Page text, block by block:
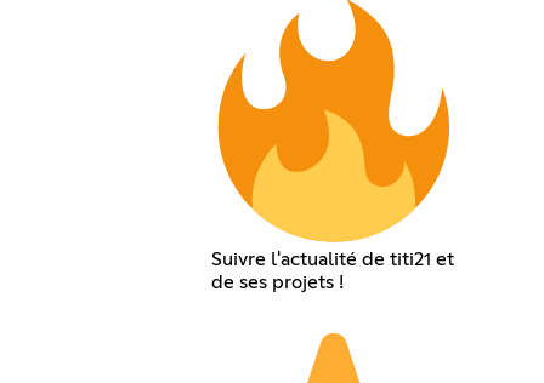
Suivre l'actualité de titi21 et
de ses projets !